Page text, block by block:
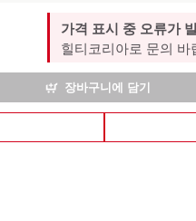
가격 표시 중 오류가
힐티코리아로 문의 바
장바구니에 담기